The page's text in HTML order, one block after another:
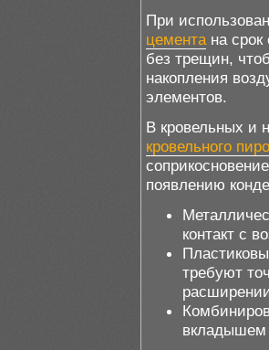
При
цементана срок
без трещин,
накопления
элементов.
В кровельных и
кровельного
появлению
контакт с
требуют
вкладышем